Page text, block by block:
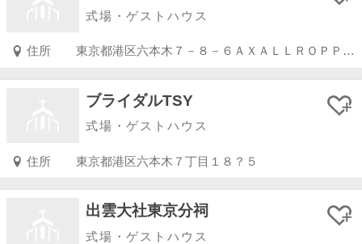
式場・ゲストハウス
住所 東京都港区六本木７－８－６ＡＸＡＬＬＲＯＰＰＯＮＧＩＢ１Ｆ（アクソール六本木）
ブライダルTSY
式場・ゲストハウス
住所 東京都港区六本木７丁目１８？５
出雲大社東京分祠
式場・ゲストハウス